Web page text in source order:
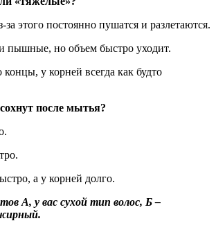
за этого постоянно пушатся и разлетаются.
пышные, но объем быстро уходит.
концы, у корней всегда как будто
после мытья?
а у корней долго.
А, у вас сухой тип волос, Б –